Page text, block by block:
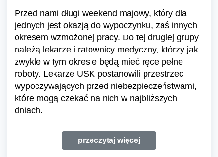
Przed nami długi weekend majowy, który dla
jednych jest okazją do wypoczynku, zaś innych
okresem wzmożonej pracy. Do tej drugiej grupy
należą lekarze i ratownicy medyczny, którzy jak
zwykle w tym okresie będą mieć ręce pełne
roboty. Lekarze USK postanowili przestrzec
wypoczywających przed niebezpieczeństwami,
które mogą czekać na nich w najbliższych
dniach.
przeczytaj więcej